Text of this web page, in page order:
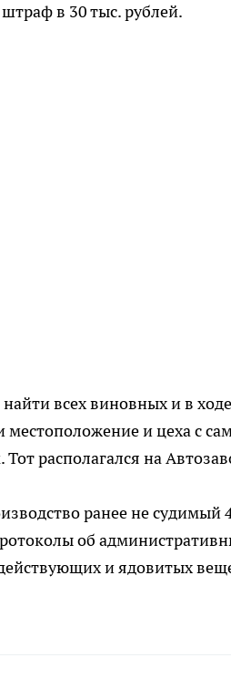
в 30 тыс. рублей.
всех виновных и в
и цеха с
располагался на
ранее не
об
и ядовитых